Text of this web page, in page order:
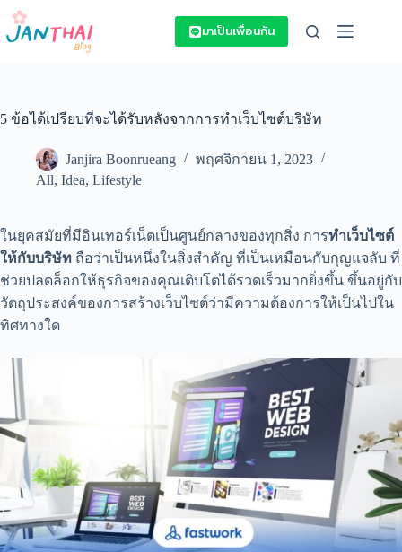
Skip
content
มาเป็นเพื่อนกัน
5 ข้อได้เปรียบที่จะได้รับหลังจากการทำเว็บไซต์บริษัท
Janjira Boonrueang
พฤศจิกายน 1, 2023
All, Idea, Lifestyle
ในยุคสมัยที่มีอินเทอร์เน็ตเป็นศูนย์กลางของทุกสิ่ง การทำเว็บไซต์
ให้กับบริษัท ถือว่าเป็นหนึ่งในสิ่งสำคัญ ที่เป็นเหมือนกับกุญแจลับ ที่
ช่วยปลดล็อกให้ธุรกิจของคุณเติบโตได้รวดเร็วมากยิ่งขึ้น ขึ้นอยู่กับ
วัตถุประสงค์ของการสร้างเว็บไซต์ว่ามีความต้องการให้เป็นไปใน
ทิศทางใด